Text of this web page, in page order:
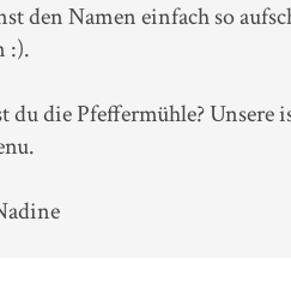
den Namen einfach so
:).
du die Pfeffermühle? Unsere